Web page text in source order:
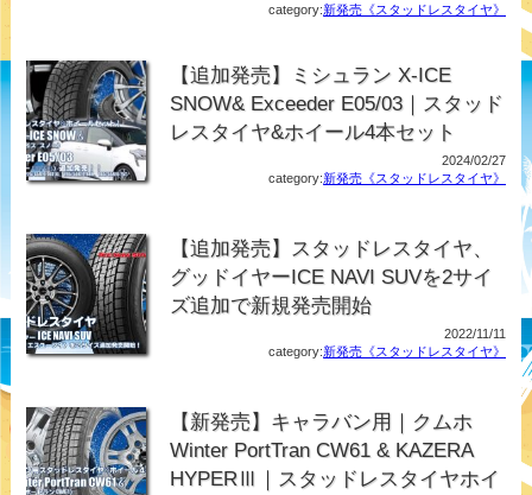
category:新発売《スタッドレスタイヤ》
【追加発売】ミシュラン X-ICE
SNOW& Exceeder E05/03｜スタッド
レスタイヤ&ホイール4本セット
2024/02/27
category:新発売《スタッドレスタイヤ》
【追加発売】スタッドレスタイヤ、
グッドイヤーICE NAVI SUVを2サイ
ズ追加で新規発売開始
2022/11/11
category:新発売《スタッドレスタイヤ》
【新発売】キャラバン用｜クムホ
Winter PortTran CW61 & KAZERA
HYPERⅢ｜スタッドレスタイヤホイ